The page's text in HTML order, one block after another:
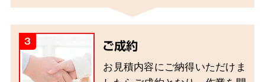
3 ご成約
お見積内容にご納得いただけま